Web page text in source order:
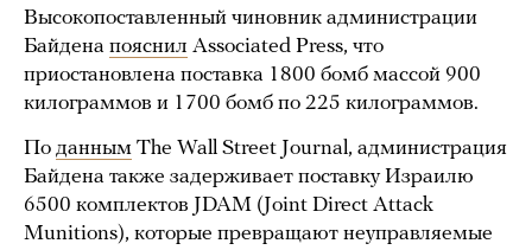
Высокопоставленный чиновник администрации
Байдена пояснил Associated Press, что
приостановлена поставка 1800 бомб массой 900
килограммов и 1700 бомб по 225 килограммов.
По данным The Wall Street Journal, администрация
Байдена также задерживает поставку Израилю
6500 комплектов JDAM (Joint Direct Attack
Munitions), которые превращают неуправляемые